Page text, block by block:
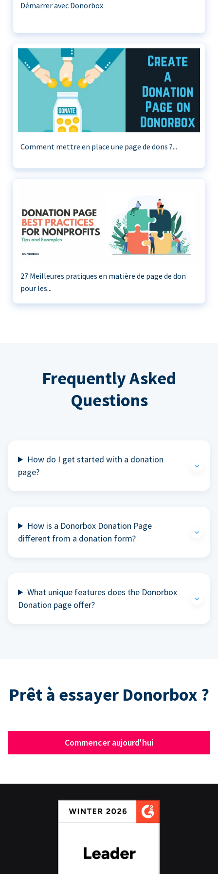
Démarrer avec Donorbox
Comment mettre en place une page de dons ?...
27 Meilleures pratiques en matière de page de don
pour les...
Frequently Asked
Questions
How do I get started with a donation
page?
How is a Donorbox Donation Page
different from a donation form?
What unique features does the Donorbox
Donation page offer?
Prêt à essayer Donorbox ?
Commencer aujourd'hui